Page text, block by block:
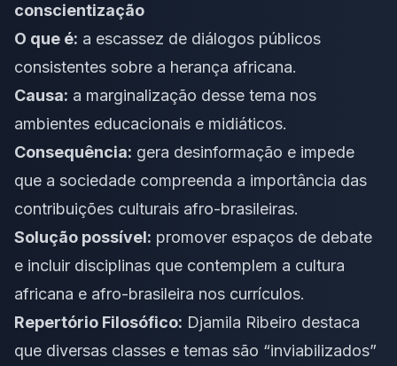
conscientização
O que é: a escassez de diálogos públicos
consistentes sobre a herança africana.
Causa: a marginalização desse tema nos
ambientes educacionais e midiáticos.
Consequência: gera desinformação e impede
que a sociedade compreenda a importância das
contribuições culturais afro-brasileiras.
Solução possível: promover espaços de debate
e incluir disciplinas que contemplem a cultura
africana e afro-brasileira nos currículos.
Repertório Filosófico: Djamila Ribeiro destaca
que diversas classes e temas são “inviabilizados”